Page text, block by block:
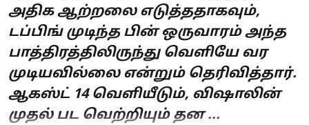
அதிக ஆற்றலை எடுத்ததாகவும்,
டப்பிங் முடிந்த பின் ஒருவாரம் அந்த
பாத்திரத்திலிருந்து வெளியே வர
முடியவில்லை என்றும் தெரிவித்தார்.
ஆகஸ்ட் 14 வெளியீடும், விஷாலின்
முதல் பட வெற்றியும் தன ...